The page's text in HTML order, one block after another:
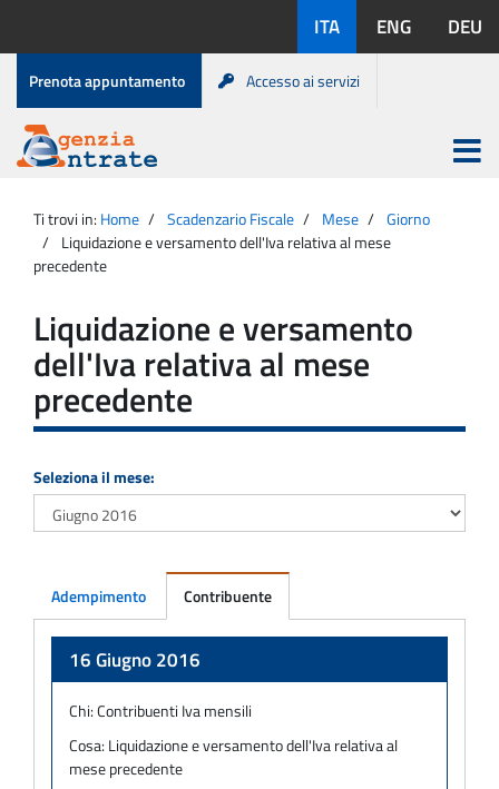
contenuto
disponibili:
ITA ENG DEU
Menu
di
servizio
Prenota appuntamento Accesso ai servizi
Agenzia
Entrate
Apri
menu
principale
Ti trovi in: Home Scadenzario Fiscale Mese
Giorno
Liquidazione e versamento dell'Iva relativa al mese
precedente
Liquidazione e versamento
dell'Iva relativa al mese
precedente
Seleziona il mese:
Adempimento Contribuente
16 Giugno 2016
Chi:Contribuenti Iva mensili
Cosa: Liquidazione e versamento dell'Iva relativa al
mese precedente